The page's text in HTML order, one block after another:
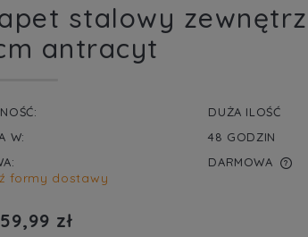
stalowy
antracyt
DUŻA ILOŚĆ
W:
48 GODZIN
DARMOWA
KOSZTÓW PŁATNOŚCI
formy dostawy
59,99 zł